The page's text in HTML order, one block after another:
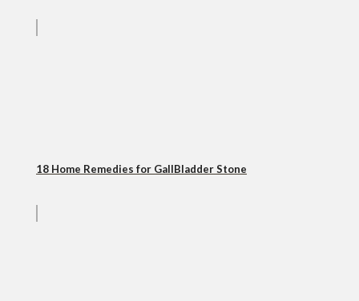
18 Home Remedies for GallBladder Stone